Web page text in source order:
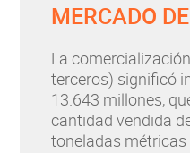
MERCADO
La
terceros) significó
13.643 millones,
cantidad vendida
toneladas métricas